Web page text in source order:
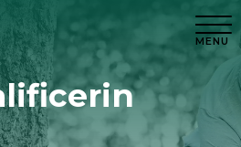
MENU